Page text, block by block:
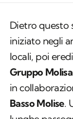
Dietro questo
iniziato negli
locali, poi
Gruppo
in
Basso Molise.